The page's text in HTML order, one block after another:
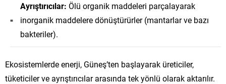
Ayrıştırıcılar: Ölü organik maddeleri parçalayarak
inorganik maddelere dönüştürürler (mantarlar ve bazı
bakteriler).
Ekosistemlerde enerji, Güneş’ten başlayarak üreticiler,
tüketiciler ve ayrıştırıcılar arasında tek yönlü olarak aktarılır.